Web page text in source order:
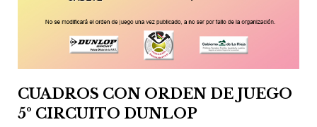
CUADROS CON ORDEN DE JUEGO
5º CIRCUITO DUNLOP